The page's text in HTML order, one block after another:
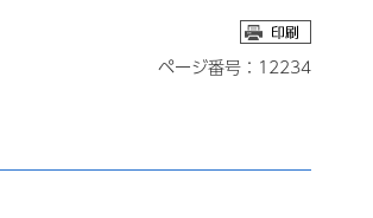
ページ番号：12234